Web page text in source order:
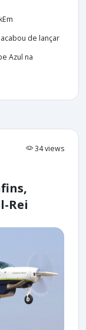
de lançar
Azul na
34 views
Rei